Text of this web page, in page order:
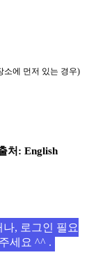
소에 먼저 있는 경우)
처 : English
나, 로그인 필요
세요 ^^ .